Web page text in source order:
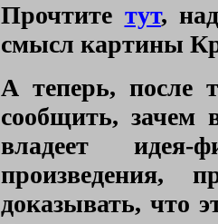
Прочтите тут,
смысл картины
А теперь, после
сообщить, зачем
владеет идея-
произведения,
доказывать, что